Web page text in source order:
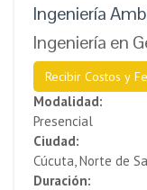
Ingeniería
Ingeniería en
Recibir Costos y
Modalidad:
Presencial
Ciudad:
Cúcuta, Norte de
Duración: